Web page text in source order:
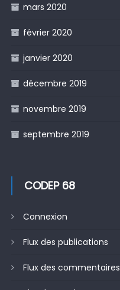
mars 2020
février 2020
janvier 2020
décembre 2019
novembre 2019
septembre 2019
CODEP 68
Connexion
Flux des publications
Flux des commentaires